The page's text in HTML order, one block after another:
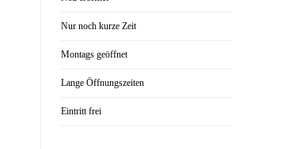
Nur noch kurze Zeit
Montags geöffnet
Lange Öffnungszeiten
Eintritt frei